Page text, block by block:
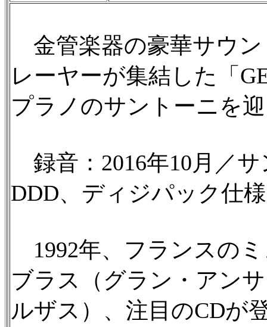
金管楽器の豪華サウ
レーヤーが集結した「
プラノのサントーニを
録音：2016年10月／
DDD、ディジパック仕様
1992年、フランスの
ブラス（グラン・アン
ルザス）、注目のCDが